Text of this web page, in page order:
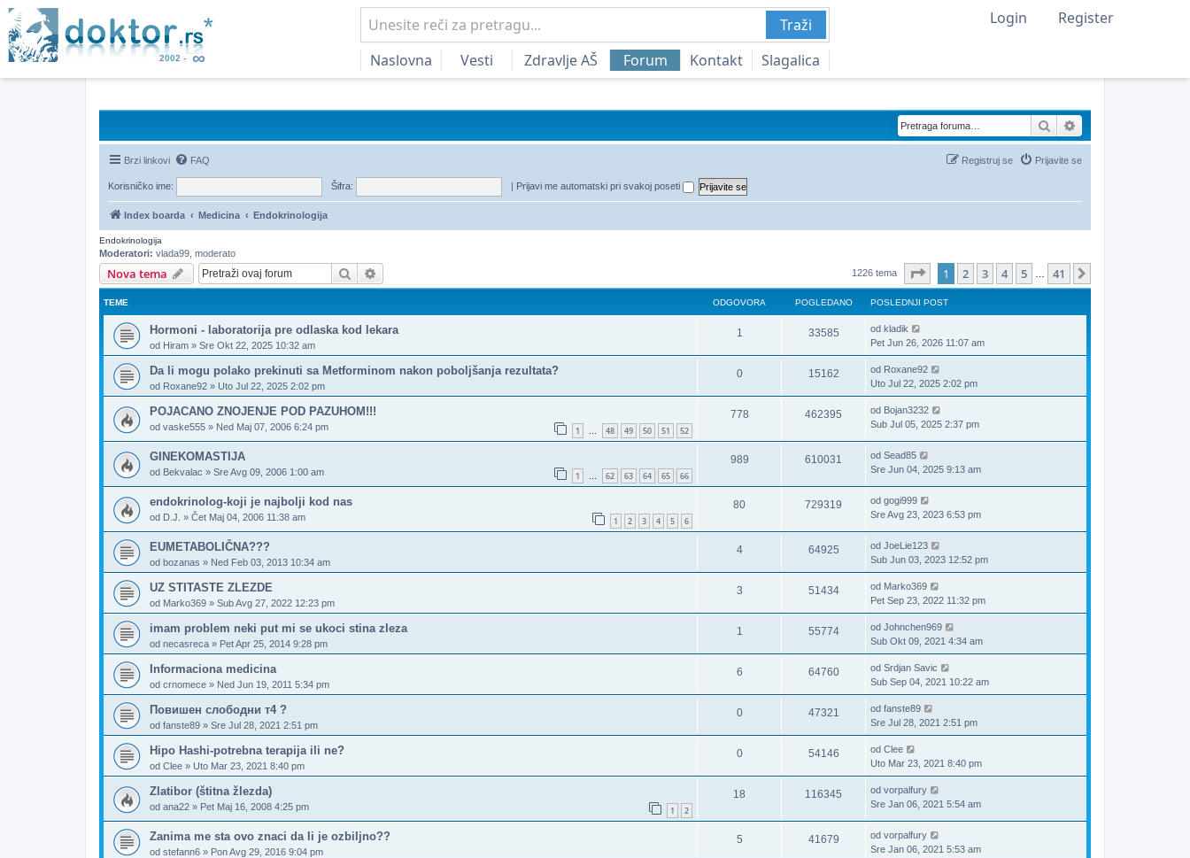
Traži
Naslovna
Vesti Zdravlje AŠ Forum Kontakt Slagalica
Login Register
Pretraga
Brzi linkovi FAQ Prijavite se
Registruj se
Korisničko ime: Šifra: | Prijavi me automatski pri svakoj poseti
Index boarda Medicina Endokrinologija
Endokrinologija
Moderatori: vlada99 moderato
Nova tema Pretraga 1226 tema Stranica od 41
1 2 3 4 5 41
TEME ODGOVORA POGLEDANO POSLEDNJI POST
Hormoni - laboratorija pre odlaska kod lekara
od Hiram » Sre Okt 22, 2025 10:32 am
1 33585 od kladik
Pet Jun 26, 2026 11:07 am
Da li mogu polako prekinuti sa Metforminom nakon poboljšanja rezultata?
od Roxane92 » Uto Jul 22, 2025 2:02 pm
0 15162 od Roxane92
Uto Jul 22, 2025 2:02 pm
POJACANO ZNOJENJE POD PAZUHOM!!!
od vaske555 » Ned Maj 07, 2006 6:24 pm 1 … 48 49 50 51 52
778 462395 od Bojan3232
Sub Jul 05, 2025 2:37 pm
GINEKOMASTIJA
od Bekvalac » Sre Avg 09, 2006 1:00 am 1 … 62 63 64 65 66
989 610031 od Sead85
Sre Jun 04, 2025 9:13 am
endokrinolog-koji je najbolji kod nas
od D.J. » Čet Maj 04, 2006 11:38 am 1 2 3 4 5 6
80 729319 od gogi999
Sre Avg 23, 2023 6:53 pm
EUMETABOLIČNA???
od bozanas » Ned Feb 03, 2013 10:34 am
4 64925 od JoeLie123
Sub Jun 03, 2023 12:52 pm
UZ STITASTE ZLEZDE
od Marko369 » Sub Avg 27, 2022 12:23 pm
3 51434 od Marko369
Pet Sep 23, 2022 11:32 pm
imam problem neki put mi se ukoci stina zleza
od necasreca » Pet Apr 25, 2014 9:28 pm
1 55774 od Johnchen969
Sub Okt 09, 2021 4:34 am
Informaciona medicina
od crnomece » Ned Jun 19, 2011 5:34 pm
6 64760 od Srdjan Savic
Sub Sep 04, 2021 10:22 am
Повишен слободни т4 ?
od fanste89 » Sre Jul 28, 2021 2:51 pm
0 47321 od fanste89
Sre Jul 28, 2021 2:51 pm
Hipo Hashi-potrebna terapija ili ne?
od Clee » Uto Mar 23, 2021 8:40 pm
0 54146 od Clee
Uto Mar 23, 2021 8:40 pm
Zlatibor (štitna žlezda)
od ana22 » Pet Maj 16, 2008 4:25 pm 1 2
18 116345 od vorpalfury
Sre Jan 06, 2021 5:54 am
Zanima me sta ovo znaci da li je ozbiljno??
od stefann6 » Pon Avg 29, 2016 9:04 pm
5 41679 od vorpalfury
Sre Jan 06, 2021 5:53 am